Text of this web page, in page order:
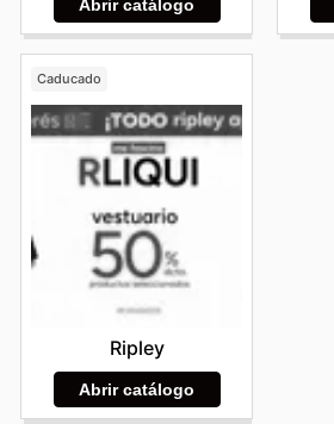
Abrir catálogo
Caducado
Ripley
Abrir catálogo